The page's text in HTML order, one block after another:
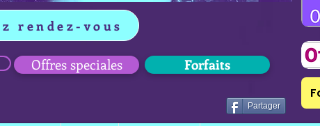
rendez-vous
Offres speciales Forfaits
Partager